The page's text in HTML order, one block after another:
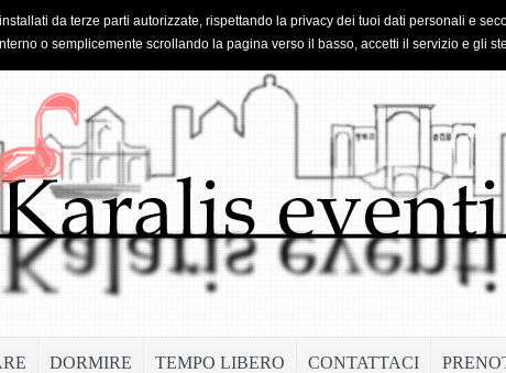
DORMIRE TEMPO LIBERO CONTATTACI
da terze parti autorizzate, rispettando la privacy dei tuoi dati personali e
o semplicemente scrollando la pagina verso il basso, accetti il servizio e gli